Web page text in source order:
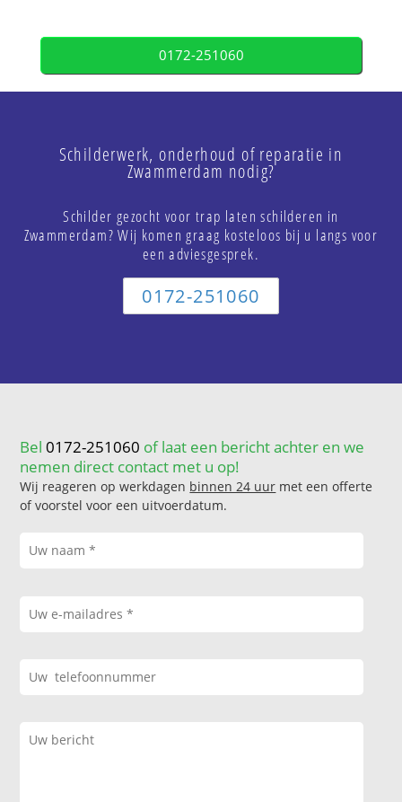
0172-251060
Schilderwerk, onderhoud of reparatie in
Zwammerdam nodig?
Schilder gezocht voor trap laten schilderen in
Zwammerdam? Wij komen graag kosteloos bij u langs voor
een adviesgesprek.
0172-251060
Bel0172-251060 of laat een bericht achter en we
nemen direct contact met u op!
Wij reageren op werkdagen binnen 24 uur met een offerte
of voorstel voor een uitvoerdatum.